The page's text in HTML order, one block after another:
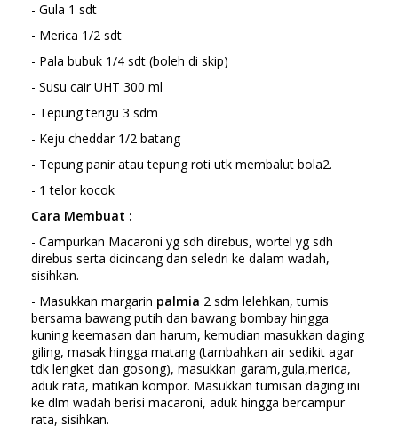
- Gula 1 sdt
- Merica 1/2 sdt
- Pala bubuk 1/4 sdt (boleh di skip)
- Susu cair UHT 300 ml
- Tepung terigu 3 sdm
- Keju cheddar 1/2 batang
- Tepung panir atau tepung roti utk membalut bola2.
- 1 telor kocok
Cara Membuat :
- Campurkan Macaroni yg sdh direbus, wortel yg sdh
direbus serta dicincang dan seledri ke dalam wadah,
sisihkan.
- Masukkan margarin palmia 2 sdm lelehkan, tumis
bersama bawang putih dan bawang bombay hingga
kuning keemasan dan harum, kemudian masukkan daging
giling, masak hingga matang (tambahkan air sedikit agar
tdk lengket dan gosong), masukkan garam,gula,merica,
aduk rata, matikan kompor. Masukkan tumisan daging ini
ke dlm wadah berisi macaroni, aduk hingga bercampur
rata, sisihkan.